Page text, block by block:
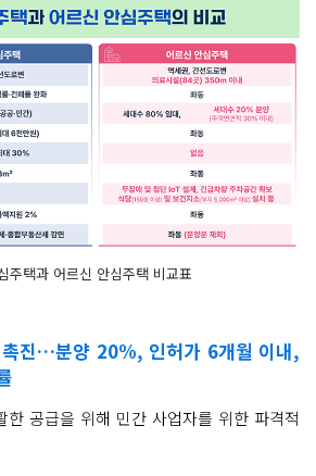
주택과 어르신 안심주택 비교표
진…분양 20%, 인허가 6개월 이내,
한 공급을 위해 민간 사업자를 위한 파격적